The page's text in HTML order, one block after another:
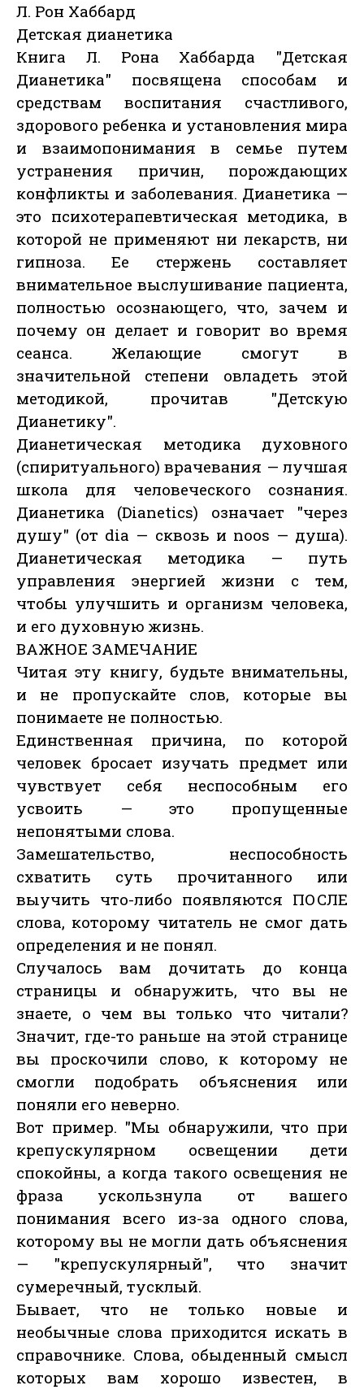
Л. Рон Хаббард
Детская дианетика
Книга Л. Рона Хаббарда "Детская
Дианетика" посвящена способам и
средствам воспитания счастливого,
здорового ребенка и установления мира
и взаимопонимания в семье путем
устранения причин, порождающих
конфликты и заболевания. Дианетика —
это психотерапевтическая методика, в
которой не применяют ни лекарств, ни
гипноза. Ее стержень составляет
внимательное выслушивание пациента,
полностью осознающего, что, зачем и
почему он делает и говорит во время
сеанса. Желающие смогут в
значительной степени овладеть этой
методикой, прочитав "Детскую
Дианетику".
Дианетическая методика духовного
(спиритуального) врачевания — лучшая
школа для человеческого сознания.
Дианетика (Dianetics) означает "через
душу" (от dia — сквозь и noos — душа).
Дианетическая методика — путь
управления энергией жизни с тем,
чтобы улучшить и организм человека,
и его духовную жизнь.
ВАЖНОЕ ЗАМЕЧАНИЕ
Читая эту книгу, будьте внимательны,
и не пропускайте слов, которые вы
понимаете не полностью.
Единственная причина, по которой
человек бросает изучать предмет или
чувствует себя неспособным его
усвоить — это пропущенные
непонятыми слова.
Замешательство, неспособность
схватить суть прочитанного или
выучить что-либо появляются ПОСЛЕ
слова, которому читатель не смог дать
определения и не понял.
Случалось вам дочитать до конца
страницы и обнаружить, что вы не
знаете, о чем вы только что читали?
Значит, где-то раньше на этой странице
вы проскочили слово, к которому не
смогли подобрать объяснения или
поняли его неверно.
Вот пример. "Мы обнаружили, что при
крепускулярном освещении дети
спокойны, а когда такого освещения не
фраза ускользнула от вашего
понимания всего из-за одного слова,
которому вы не могли дать объяснения
— "крепускулярный", что значит
сумеречный, тусклый.
Бывает, что не только новые и
необычные слова приходится искать в
справочнике. Слова, обыденный смысл
которых вам хорошо известен, в